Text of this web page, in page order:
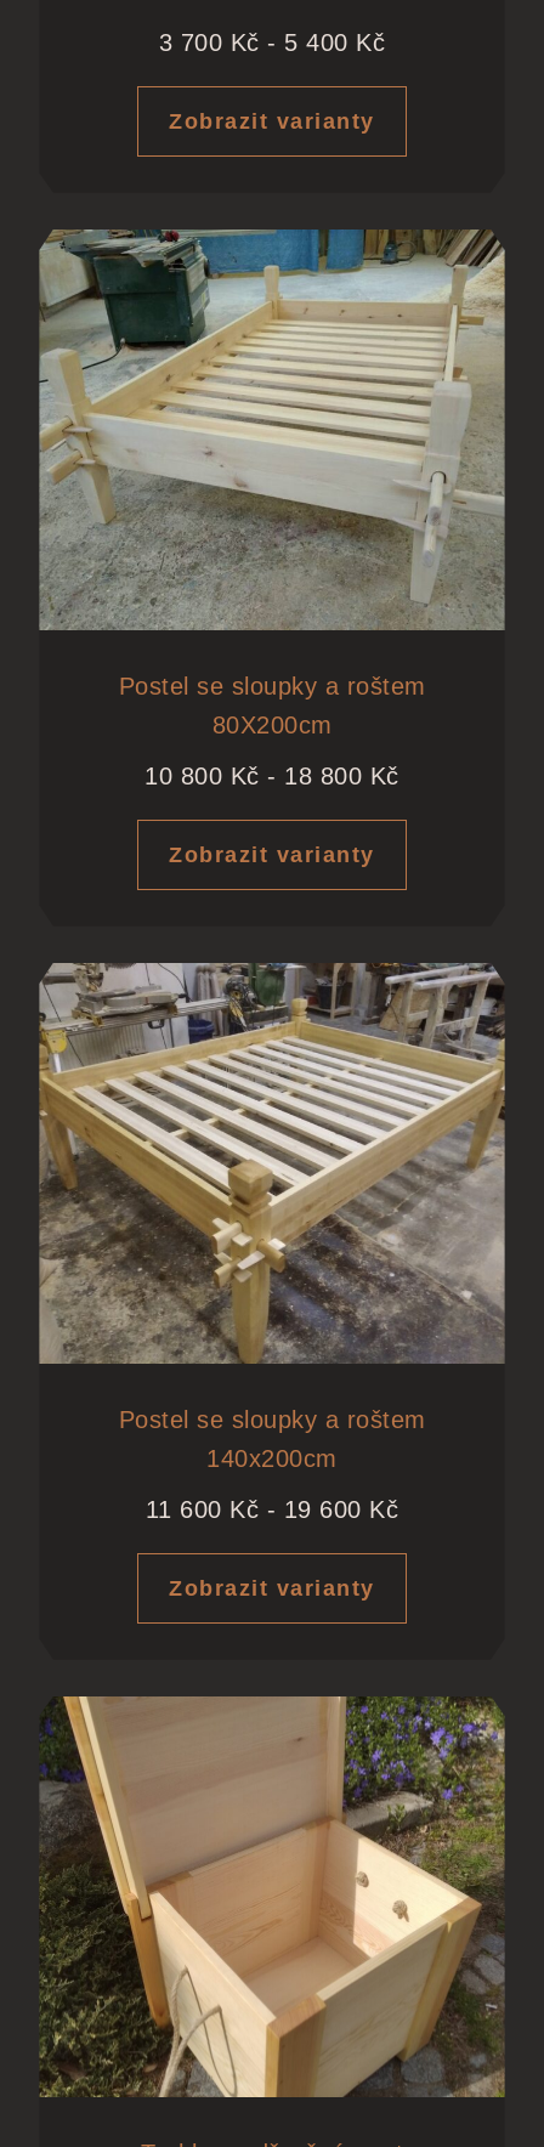
3 700 Kč - 5 400 Kč
Zobrazit varianty
Postel se sloupky a roštem
80X200cm
10 800 Kč - 18 800 Kč
Zobrazit varianty
Postel se sloupky a roštem
140x200cm
11 600 Kč - 19 600 Kč
Zobrazit varianty